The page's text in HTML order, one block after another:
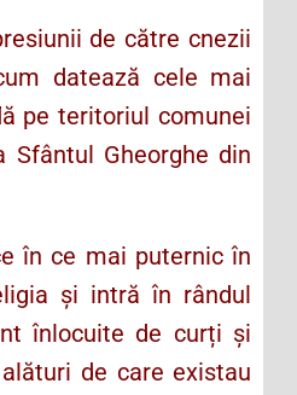
de către cnezii
datează cele mai
pe teritoriul comunei
Sfântul Gheorghe din
în ce mai puternic în
și intră în rândul
înlocuite de curți și
de care existau